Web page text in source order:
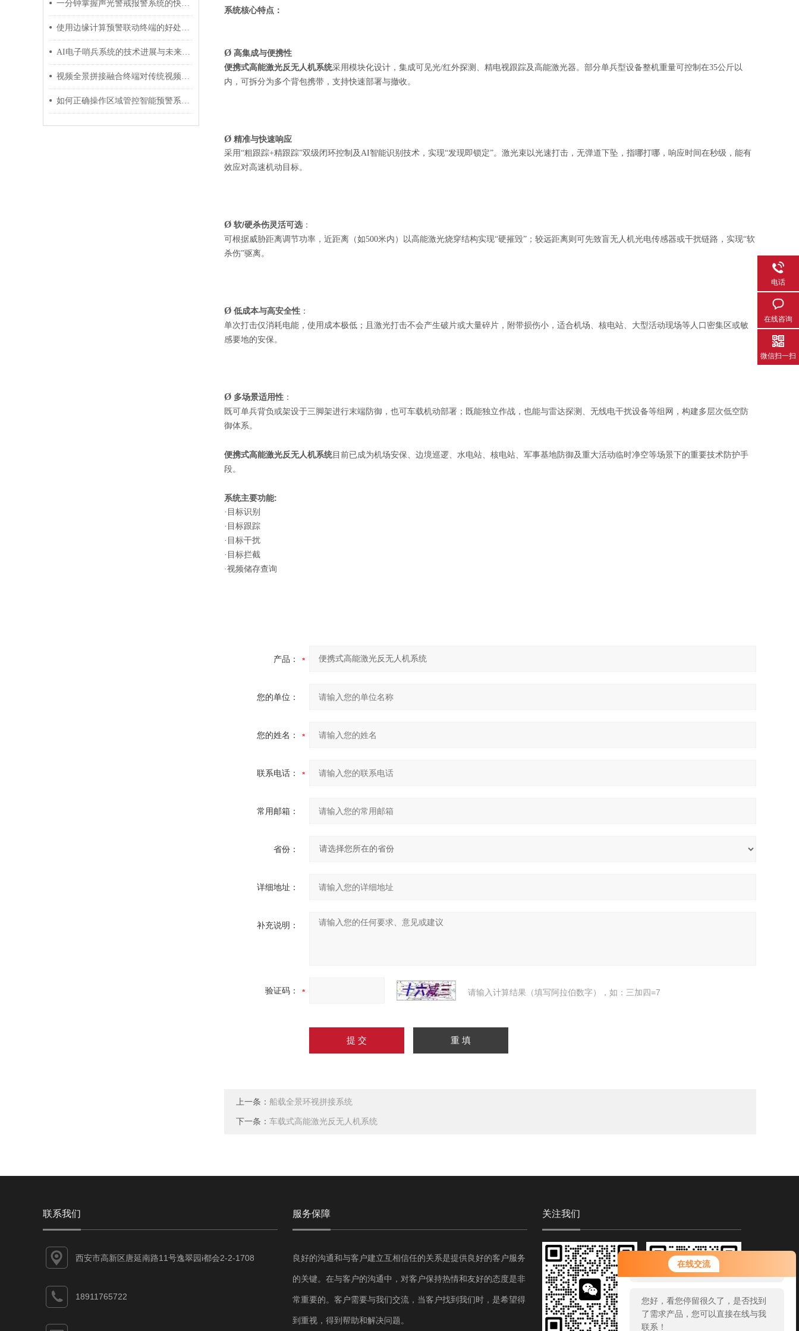
在线交流
您好！欢迎前来咨询，很高兴为您
服务，请问您要咨询什么问题呢？
您好，看您停留很久了，是否找到
了需求产品，您可以直接在线与我
联系！
一分钟掌握声光警戒报警系统的快速安装方法
使用边缘计算预警联动终端的好处有哪些
AI电子哨兵系统的技术进展与未来发展趋势
视频全景拼接融合终端对传统视频制作的影响和改变
如何正确操作区域管控智能预警系统进行预警和应急响应？
系统核心特点：
Ø 高集成与便携性
便携式高能激光反无人机系统采用模块化设计，集成可见光/红外探测、精电视跟踪及高能激光器。部分单兵型设备整机重量可控制在35公斤以
内，可拆分为多个背包携带，支持快速部署与撤收。
Ø 精准与快速响应
采用“粗跟踪+精跟踪”双级闭环控制及AI智能识别技术，实现“发现即锁定”。激光束以光速打击，无弹道下坠，指哪打哪，响应时间在秒级，能有
效应对高速机动目标。
Ø 软/硬杀伤灵活可选：
可根据威胁距离调节功率，近距离（如500米内）以高能激光烧穿结构实现“硬摧毁”；较远距离则可先致盲无人机光电传感器或干扰链路，实现“软
杀伤”驱离。
Ø 低成本与高安全性 ：
单次打击仅消耗电能，使用成本极低；且激光打击不会产生破片或大量碎片，附带损伤小，适合机场、核电站、大型活动现场等人口密集区或敏
感要地的安保。
Ø 多场景适用性 ：
既可单兵背负或架设于三脚架进行末端防御，也可车载机动部署；既能独立作战，也能与雷达探测、无线电干扰设备等组网，构建多层次低空防
御体系。
便携式高能激光反无人机系统目前已成为机场安保、边境巡逻、水电站、核电站、军事基地防御及重大活动临时净空等场景下的重要技术防护手
段。
系统主要功能:
·目标识别
·目标跟踪
·目标干扰
·目标拦截
·视频储存查询
产品：
您的单位：
您的姓名：
联系电话：
常用邮箱：
省份：
详细地址：
补充说明：
验证码： 请输入计算结果（填写阿拉伯数字），如：三加四=7
上一条： 船载全景环视拼接系统
下一条： 车载式高能激光反无人机系统
联系我们
西安市高新区唐延南路11号逸翠园i都会2-2-1708
18911765722
服务保障
良好的沟通和与客户建立互相信任的关系是提供良好的客户服务
的关键。在与客户的沟通中，对客户保持热情和友好的态度是非
常重要的。客户需要与我们交流，当客户找到我们时，是希望得
到重视，得到帮助和解决问题。
关注我们
电话
在线咨询
微信扫一扫